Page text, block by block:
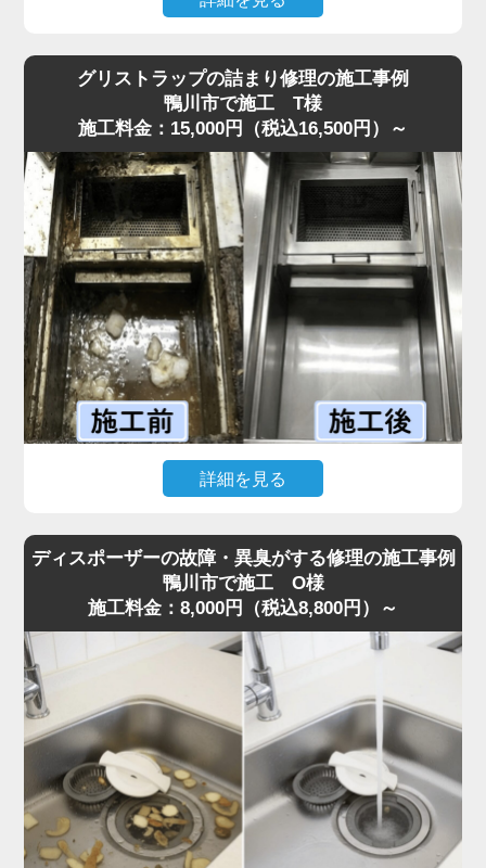
ことで排水がまったく流れなくなり、シンクに汚水が逆流
してくる状態でした。
現場を確認すると、排水管内に油脂が厚い層となって固着
しており、S字トラップの内部がほぼ完全に塞がっていま
した。
プロの点検では、排水溝に流した油が冷えて固まり、長期
間蓄積された食材カスが原因と判明しました。
まずS字トラップと蛇腹ホースを分解し、内部の固着物を
丁寧に除去しました。
その後、流路を確保するため専用薬剤で内部を洗浄しまし
た。作業は30分ほどで完了し、排水もスムーズに回復する
ことができました。
「最短即日で来てもらえて助かった」と喜んでいただけま
した。
なく安心してご依頼いただけます。
グリストラップの詰まり修理の施工事例
鴨川市で施工 T様
施工料金：15,000円（税込16,500円）～
詳細を見る
水が逆流して厨房が使えない」と最短即日での緊急依頼が
確認すると、第1槽のバスケットには生ゴミが溢れ、第2槽
には油脂が層状に固着。さらに、気化した油が排水管上部
に膜を作り、流れを完全に塞いでいる状態でした。
また、異物が第3槽まで通過しており、油分と絡み合って
大きな固まりを作っていたことも詰まりの原因です。
これまでの施工経験から通常清掃では不十分と判断し、業
務用高圧洗浄機で排水管からグリストラップ内部まで徹底
洗浄。油脂と蓄積した汚れをすべて除去し、排水が一気に
改善しました。
お客様からは「明朗会計で追加料金もなく安心できた」と
ディスポーザーの故障・異臭がする修理の施工事例
鴨川市で施工 O様
施工料金：8,000円（税込8,800円）～